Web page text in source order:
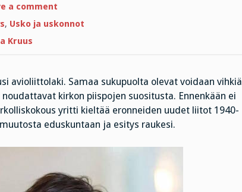
a commenton
loi
priimaa
sekundaa?
, Usko ja uskonnot
Kruus
avioliittolaki. Samaa sukupuolta olevat voidaan vihkiä
kirkon piispojen suositusta. Ennenkään ei
yritti kieltää eronneiden uudet liitot 1940-
eduskuntaan ja esitys raukesi.